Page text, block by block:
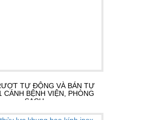
TỰ ĐỘNG VÀ BÁN TỰ
CÁNH BỆNH VIỆN, PHÒNG
SẠCH